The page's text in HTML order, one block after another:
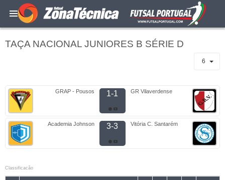
TAÇA NACIONAL JUNIORES B SÉRIE D
6
GRAP - Pousos 1-1 GR Vilaverdense
Academia Johnson 3-3 Vitória C. Santarém
Classificacão